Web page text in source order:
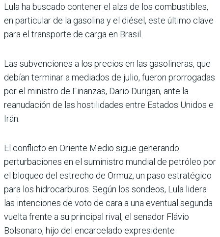
Lula ha buscado contener el alza de los combustibles,
en particular de la gasolina y el diésel, este último clave
para el transporte de carga en Brasil.
Las subvenciones a los precios en las gasolineras, que
debían terminar a mediados de julio, fueron prorrogadas
por el ministro de Finanzas, Dario Durigan, ante la
reanudación de las hostilidades entre Estados Unidos e
Irán.
El conflicto en Oriente Medio sigue generando
perturbaciones en el suministro mundial de petróleo por
el bloqueo del estrecho de Ormuz, un paso estratégico
para los hidrocarburos. Según los sondeos, Lula lidera
las intenciones de voto de cara a una eventual segunda
vuelta frente a su principal rival, el senador Flávio
Bolsonaro, hijo del encarcelado expresidente